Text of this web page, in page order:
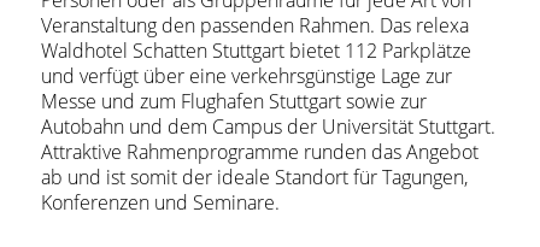
Veranstaltung den passenden Rahmen. Das relexa
Waldhotel Schatten Stuttgart bietet 112 Parkplätze
und verfügt über eine verkehrsgünstige Lage zur
Messe und zum Flughafen Stuttgart sowie zur
Autobahn und dem Campus der Universität Stuttgart.
Attraktive Rahmenprogramme runden das Angebot
ab und ist somit der ideale Standort für Tagungen,
Konferenzen und Seminare.